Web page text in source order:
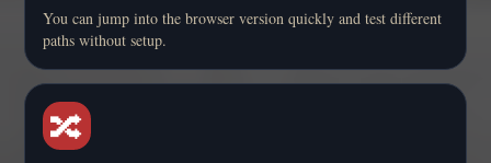
You can jump into the browser version quickly and test different
paths without setup.
🔀